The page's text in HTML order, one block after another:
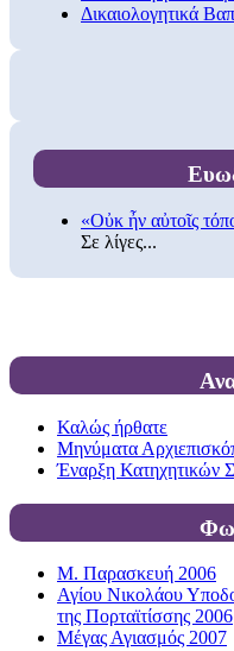
Δικαιολογητικά
«Οὐκ ἦν αὐτοῖς
Σε λίγες...
Καλώς ήρθατε
Μηνύματα
Έναρξη Κατηχητικών
Μ. Παρασκευή 2006
Αγίου Νικολάου
της Πορταϊτίσσης 2006
Μέγας Αγιασμός 2007